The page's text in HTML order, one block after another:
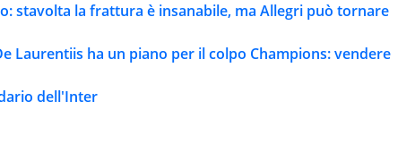
stavolta la frattura è insanabile, ma Allegri può tornare
Laurentiis ha un piano per il colpo Champions: vendere
dell'Inter